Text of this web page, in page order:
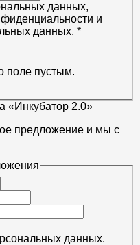
данных,
и
данных. *
поле пустым.
«Инкубатор 2.0»
предложение и мы с
данных.